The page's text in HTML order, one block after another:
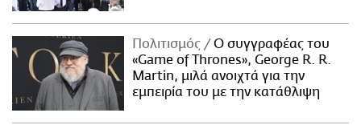
Πολιτισμός
Ο συγγραφέας του
«Game of Thrones», George R. R.
Martin, μιλά ανοιχτά για την
εμπειρία του με την κατάθλιψη